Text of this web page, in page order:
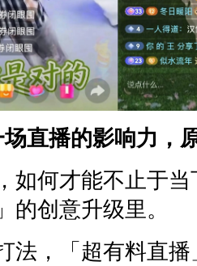
直播的影响力，
如何才能不止于
的创意升级里。
法，「超有料直